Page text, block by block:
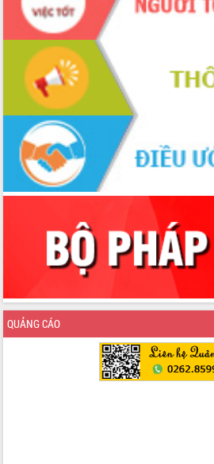
Phó Chủ tịch UBND tỉnh Đắk Lắk
Trương Công Thái kiểm tra thực địa
Dự án cao tốc Khánh Hòa - Buôn Ma
Thuột
Định vị cà phê Việt Nam như một “di
sản sống” trong dòng chảy toàn cầu
Xây dựng nông thôn mới: Nâng cao đời
sống người dân từ những mô hình thiết
thực
Quyết liệt tháo gỡ vướng mắc, đẩy
nhanh tiến độ các dự án trọng điểm
trong Khu kinh tế Nam Phú Yên
Hòn Yến phát triển du lịch gắn với bảo
Lấy ý kiến điều chỉnh Quy hoạch tỉnh
Đắk Lắk thời kỳ 2021-2030, tầm nhìn
Phát động chiến dịch 30 ngày đêm
giải phóng mặt bằng Tuyến đường bộ
ven biển
Đắk Lắk nỗ lực thúc đẩy tăng trưởng
kinh tế từ 10% trở lên trong Quý
QUẢNG CÁO